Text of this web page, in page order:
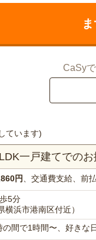
CaSy
ています)
一戸建てでの
円 、交通費支給、前
5分
横浜市港南区付近）
の間で1時間〜、好きな